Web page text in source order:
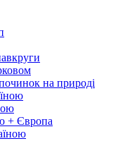
на природі
+ Європа